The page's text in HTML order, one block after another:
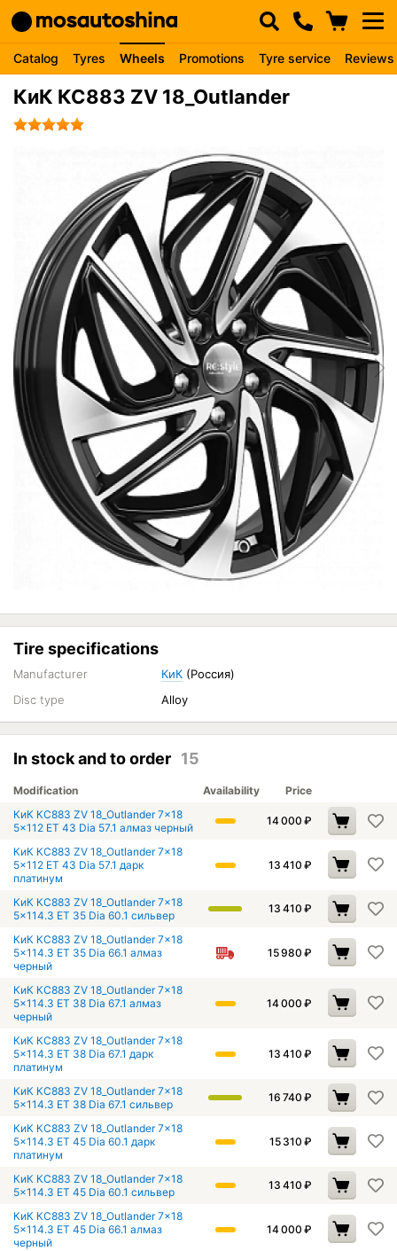
Catalog Tyres Wheels Promotions Tyre service Reviews
КиК КС883 ZV 18_Outlander
Tire specifications
Manufacturer КиК (Россия)
Disc type
Alloy
In stock and to order 15
Modification Availability
Price
КиК КС883 ZV 18_Outlander 7x18
5x112 ET 43 Dia 57.1 алмаз черный
14 000 ₽
КиК КС883 ZV 18_Outlander 7x18
5x112 ET 43 Dia 57.1 дарк
платинум
13 410 ₽
КиК КС883 ZV 18_Outlander 7x18
5x114.3 ET 35 Dia 60.1 сильвер
13 410 ₽
КиК КС883 ZV 18_Outlander 7x18
5x114.3 ET 35 Dia 66.1 алмаз
черный
15 980 ₽
КиК КС883 ZV 18_Outlander 7x18
5x114.3 ET 38 Dia 67.1 алмаз
черный
14 000 ₽
КиК КС883 ZV 18_Outlander 7x18
5x114.3 ET 38 Dia 67.1 дарк
платинум
13 410 ₽
КиК КС883 ZV 18_Outlander 7x18
5x114.3 ET 38 Dia 67.1 сильвер
16 740 ₽
КиК КС883 ZV 18_Outlander 7x18
5x114.3 ET 45 Dia 60.1 дарк
платинум
15 310 ₽
КиК КС883 ZV 18_Outlander 7x18
5x114.3 ET 45 Dia 60.1 сильвер
13 410 ₽
КиК КС883 ZV 18_Outlander 7x18
5x114.3 ET 45 Dia 66.1 алмаз
черный
14 000 ₽